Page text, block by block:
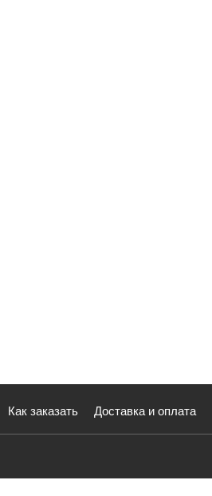
Как заказать Доставка и оплата